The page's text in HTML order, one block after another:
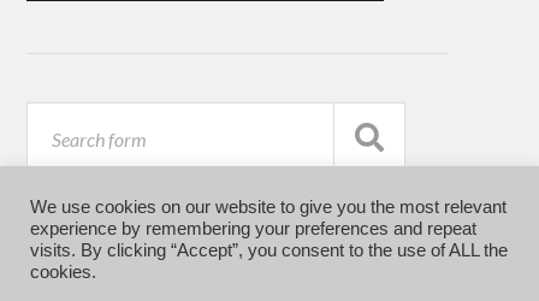
© 2026
We use cookies on our website to give you the most relevant
experience by remembering your preferences and repeat
visits. By clicking “Accept”, you consent to the use of ALL the
cookies.